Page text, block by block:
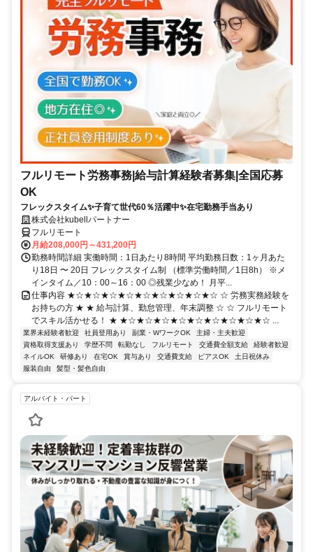
フルリモート労務事務|給与計算経験者募集|全国応募
OK
フレックスタイム✨子育て世代60％活躍中✨在宅勤務手当あり
株式会社kubellパートナー
フルリモート
月給208,000円～431,200円
勤務時間詳細 実働時間：1日あたり8時間 平均勤務日数：1ヶ月あた
り18日 〜 20日 フレックスタイム制 （標準労働時間／1日8h） ※メ
インタイム／10：00～16：00 ◎残業少なめ！ 月平...
仕事内容 ★☆★☆★☆★☆★☆★☆★☆★☆★☆ ☆ 労務実務経験を
お持ちの方 ★ ★ 給与計算、勤怠管理、年末調整 ☆ ☆ フルリモート
でスキル活かせる！ ★ ★☆★☆★☆★☆★☆★☆★☆★☆★☆ ...
業界未経験者歓迎 社員登用あり 副業・WワークOK
主婦・主夫歓迎
資格取得支援あり
学歴不問 転勤なし フルリモート 交通費全額支給
経験者歓迎
ネイルOK
研修あり 在宅OK 賞与あり 交通費支給 ピアスOK
土日祝休み
服装自由
髪型・髪色自由
アルバイト・パート